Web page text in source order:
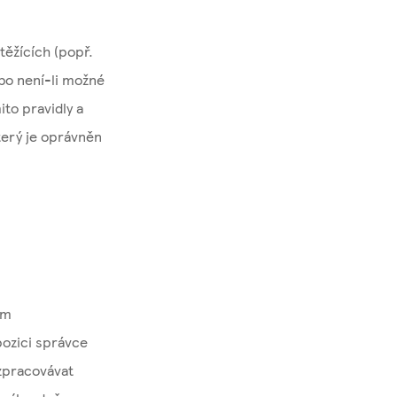
(popř.
není-li možné
pravidly a
je oprávněn
správce